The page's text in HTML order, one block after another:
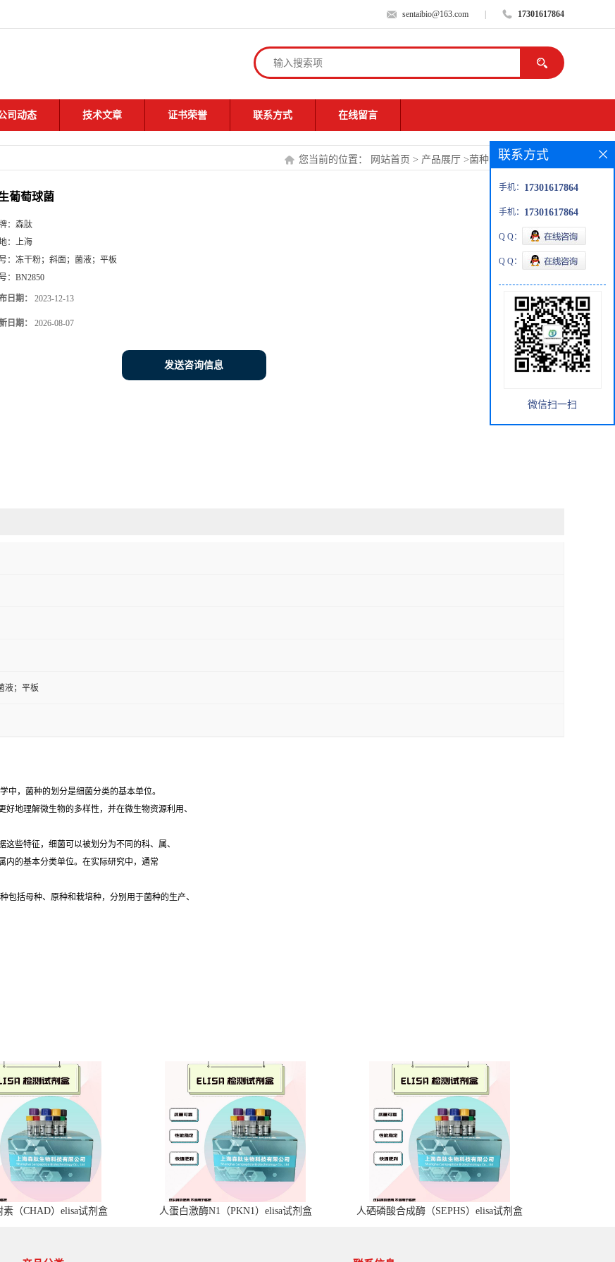
sentaibio@163.com 17301617864
司动态 技术文章 证书荣誉 联系方式 在线留言
您当前的位置： 网站首页 > 产品展厅 >菌种 腐生葡萄球菌
葡萄球菌
： 森肽
： 上海
： 冻干粉；斜面；菌液；平板
： BN2850
日期： 2023-12-13
日期： 2026-08-07
发送咨询信息
液；平板
，菌种的划分是细菌分类的基本单位。
地理解微生物的多样性，并在微生物资源利用、
些特征，细菌可以被划分为不同的科、属、
内的基本分类单位。在实际研究中，通常
括母种、原种和栽培种，分别用于菌种的生产、
素（CHAD）elisa试剂盒 人蛋白激酶N1（PKN1）elisa试剂盒 人硒磷酸合成酶（SEPHS）elisa试剂盒
联系方式
手机： 17301617864
手机： 17301617864
Q Q：
Q Q：
微信扫一扫